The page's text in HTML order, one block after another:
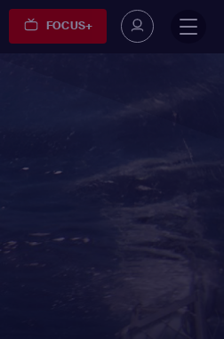
FOCUS+